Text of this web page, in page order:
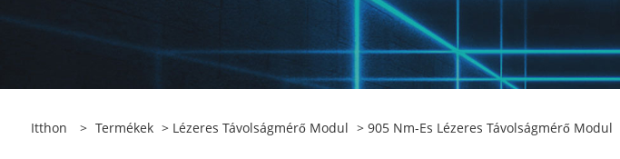
Itthon > Termékek > Lézeres Távolságmérő Modul > 905 Nm-Es Lézeres Távolságmérő Modul